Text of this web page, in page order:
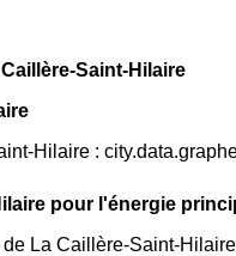
Saint-Hilaire
Hilaire :
pour l'énergie
La Caillère-Saint-